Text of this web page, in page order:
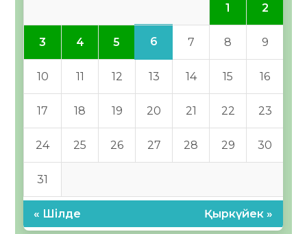
1 2
3 4 5 6 7 8 9
10 11 12 13 14 15 16
17 18 19 20 21 22 23
24 25 26 27 28 29 30
31
« Шілде Қыркүйек »